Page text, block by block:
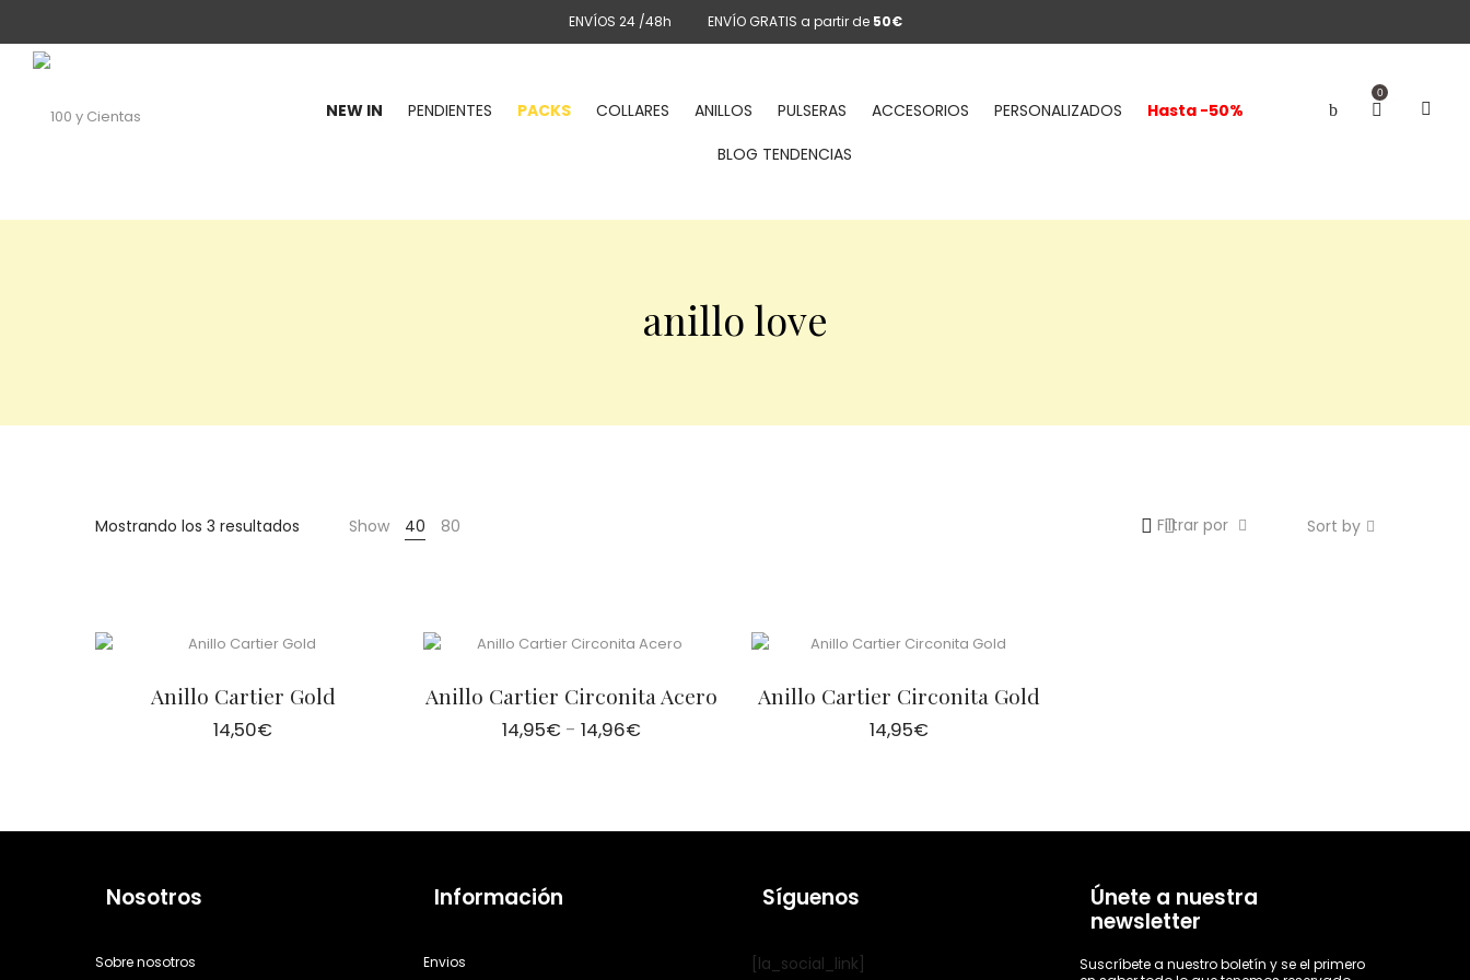
ENVÍOS 24 /48h ENVÍO GRATIS a partir de 50€
0
NEW IN PENDIENTES PACKS COLLARES ANILLOS PULSERAS ACCESORIOS PERSONALIZADOS
Hasta -50%
BLOG TENDENCIAS
anillo love
Mostrando los 3 resultados Show 40 80 Sort by
Filtrar por
Anillo Cartier Gold
14,50€
Anillo Cartier Circonita Acero
14,95€ - 14,96€Rango
hasta
Anillo Cartier Circonita Gold
14,95€
Nosotros
Sobre nosotros
Información
Envios
Síguenos
[la_social_link]
Únete a nuestra
newsletter
Suscríbete a nuestro boletín y se el primero